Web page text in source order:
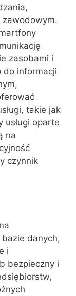
zasobami i
do informacji
takie jak
usługi oparte
na
czynnik
danych,
i
bezpieczny i